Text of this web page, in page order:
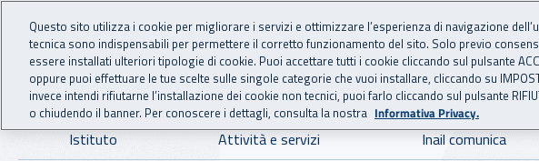
Vai al menu principale
Vai al contenuto principale
INAIL - Istituto Nazionale per
Navigazione principale
Istituto Attività e servizi Inail comunica
Questo sito utilizza i cookie per migliorare i servizi e ottimizzare l’esperienza di navigazione
tecnica sono indispensabili per permettere il corretto funzionamento del sito. Solo previo
essere installati ulteriori tipologie di cookie. Puoi accettare tutti i cookie cliccando sul pulsante
oppure puoi effettuare le tue scelte sulle singole categorie che vuoi installare, cliccando su
invece intendi rifiutarne l’installazione dei cookie non tecnici, puoi farlo cliccando sul pulsante
o chiudendo il banner. Per conoscere i dettagli, consulta la nostra Informativa Privacy.